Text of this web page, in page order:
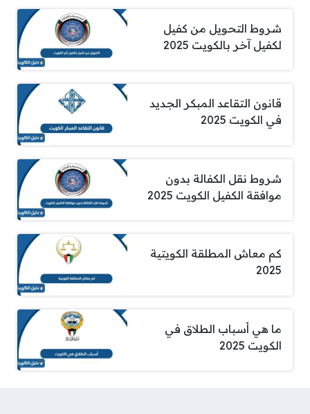
شروط التحويل من كفيل
لكفيل آخر بالكويت 2025
قانون التقاعد المبكر الجديد
في الكويت 2025
شروط نقل الكفالة بدون
موافقة الكفيل الكويت 2025
كم معاش المطلقة الكويتية
2025
ما هي أسباب الطلاق في
الكويت 2025